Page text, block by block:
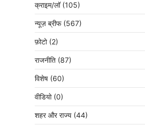
क्राइम/लॉ (105)
न्यूज़ ब्रीफ (567)
फ़ोटो (2)
राजनीति (87)
विशेष (60)
वीडियो (0)
शहर और राज्य (44)